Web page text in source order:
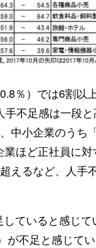
％）では6割以
不足感は一段
中小企業のうち
ほど正社員に
えるなど、人手
ていると感じ
不足と感じて